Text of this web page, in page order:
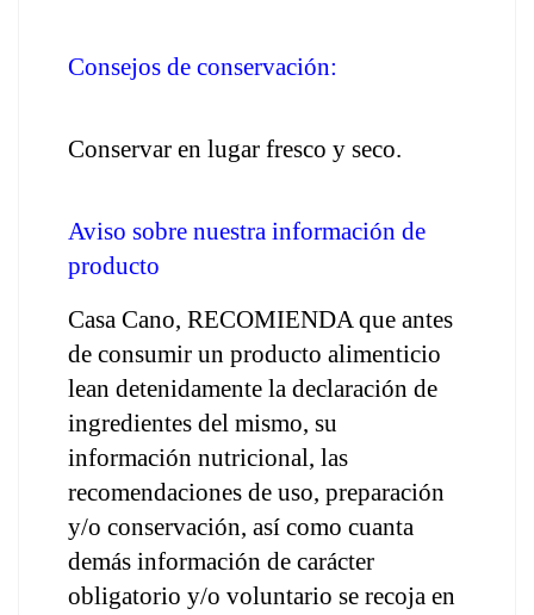
Consejos de conservación:
Conservar en lugar fresco y seco.
Aviso sobre nuestra información de
producto
Casa Cano, RECOMIENDA que antes
de consumir un producto alimenticio
lean detenidamente la declaración de
ingredientes del mismo, su
información nutricional, las
recomendaciones de uso, preparación
y/o conservación, así como cuanta
demás información de carácter
obligatorio y/o voluntario se recoja en